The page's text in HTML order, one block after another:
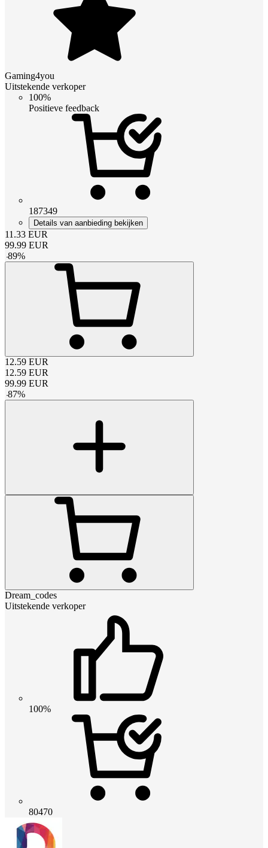
Gaming4you
Uitstekende verkoper
100%
Positieve feedback
187349
Details van aanbieding bekijken
11.33 EUR
99.99 EUR
-89%
12.59 EUR
12.59 EUR
99.99 EUR
-87%
Dream_codes
Uitstekende verkoper
100%
80470